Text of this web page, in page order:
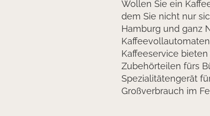
Wollen Sie ein
dem Sie nicht nur
Hamburg und ganz
Kaffeeservice
Zubehörteilen fürs
Spezialitätengerät
Großverbrauch im